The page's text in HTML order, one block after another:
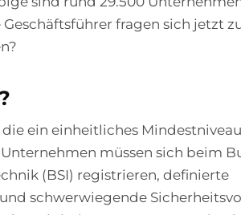
fragen sich jetzt
ein einheitliches
müssen sich beim
(BSI) registrieren, definierte
schwerwiegende